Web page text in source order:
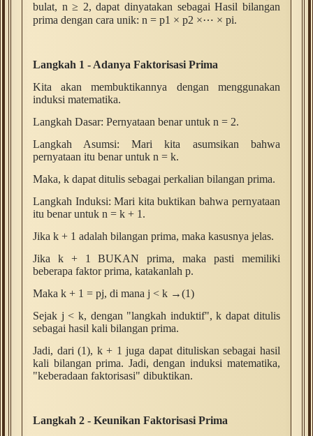
bulat, n ≥ 2, dapat dinyatakan sebagai Hasil bilangan
prima dengan cara unik: n = p1 × p2 ×⋯ × pi.
Langkah 1 - Adanya Faktorisasi Prima
Kita akan membuktikannya dengan menggunakan
induksi matematika.
Langkah Dasar: Pernyataan benar untuk n = 2.
Langkah Asumsi: Mari kita asumsikan bahwa
pernyataan itu benar untuk n = k.
Maka, k dapat ditulis sebagai perkalian bilangan prima.
Langkah Induksi: Mari kita buktikan bahwa pernyataan
itu benar untuk n = k + 1.
Jika k + 1 adalah bilangan prima, maka kasusnya jelas.
Jika k + 1 BUKAN prima, maka pasti memiliki
beberapa faktor prima, katakanlah p.
Maka k + 1 = pj, di mana j < k →(1)
Sejak j < k, dengan "langkah induktif", k dapat ditulis
sebagai hasil kali bilangan prima.
Jadi, dari (1), k + 1 juga dapat dituliskan sebagai hasil
kali bilangan prima. Jadi, dengan induksi matematika,
"keberadaan faktorisasi" dibuktikan.
Langkah 2 - Keunikan Faktorisasi Prima